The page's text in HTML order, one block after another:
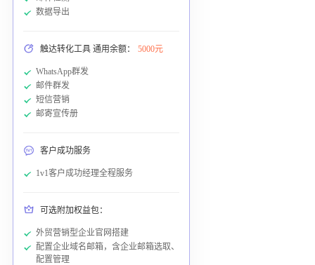
数据导出
触达转化工具 通用余额： 5000元
WhatsApp群发
邮件群发
短信营销
邮寄宣传册
客户成功服务
1v1客户成功经理全程服务
可选附加权益包：
外贸营销型企业官网搭建
配置企业域名邮箱，含企业邮箱选取、
配置管理